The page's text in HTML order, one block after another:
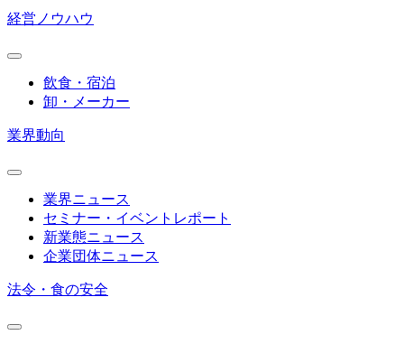
経営ノウハウ
飲食・宿泊
卸・メーカー
業界動向
業界ニュース
セミナー・イベントレポート
新業態ニュース
企業団体ニュース
法令・食の安全